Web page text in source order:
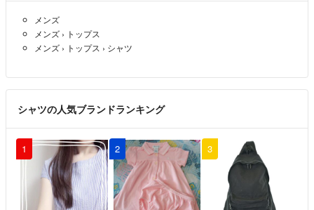
メンズ
メンズ › トップス
メンズ › トップス › シャツ
シャツの人気ブランドランキング
1 2 3